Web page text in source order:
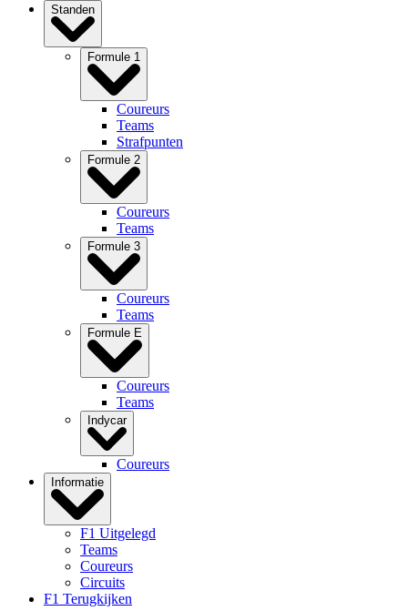
Standen
Formule 1
Coureurs
Teams
Strafpunten
Formule 2
Coureurs
Teams
Formule 3
Coureurs
Teams
Formule E
Coureurs
Teams
Indycar
Coureurs
Informatie
F1 Uitgelegd
Teams
Coureurs
Circuits
F1 Terugkijken